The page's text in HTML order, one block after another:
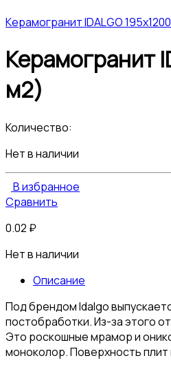
Керамогранит IDALGO
Керамогранит
м2)
Количество:
Нет в наличии
В избранное
Сравнить
0.02 ₽
Нет в наличии
Описание
Под брендом Idalgo
постобработки. Из-за этого
Это роскошные мрамор и
моноколор. Поверхность